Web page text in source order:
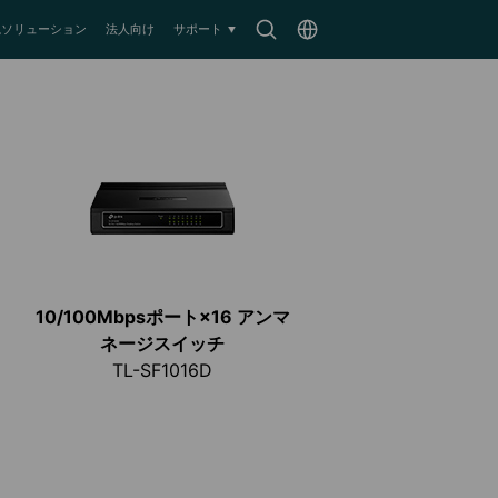
SearchChoose
リューション 法人向け サポート
10/100Mbpsポート×16 アンマ
ネージスイッチ
TL-SF1016D